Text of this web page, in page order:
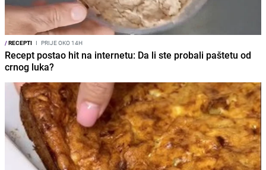
/RECEPTI I PRIJE OKO 14H
Recept postao hit na internetu: Da li ste probali paštetu od
crnog luka?